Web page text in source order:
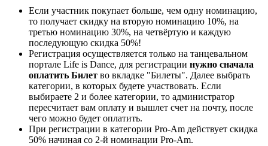
Если участник покупает больше, чем одну номинацию,
то получает скидку на вторую номинацию 10%, на
третью номинацию 30%, на четвёртую и каждую
последующую скидка 50%!
Регистрация осуществляется только на танцевальном
портале Life is Dance, для регистрации нужно сначала
оплатить Билет во вкладке "Билеты". Далее выбрать
категории, в которых будете участвовать. Если
выбираете 2 и более категории, то администратор
пересчитает вам оплату и вышлет счет на почту, после
чего можно будет оплатить.
При регистрации в категории Pro-Am действует скидка
50% начиная со 2-й номинации Pro-Am.